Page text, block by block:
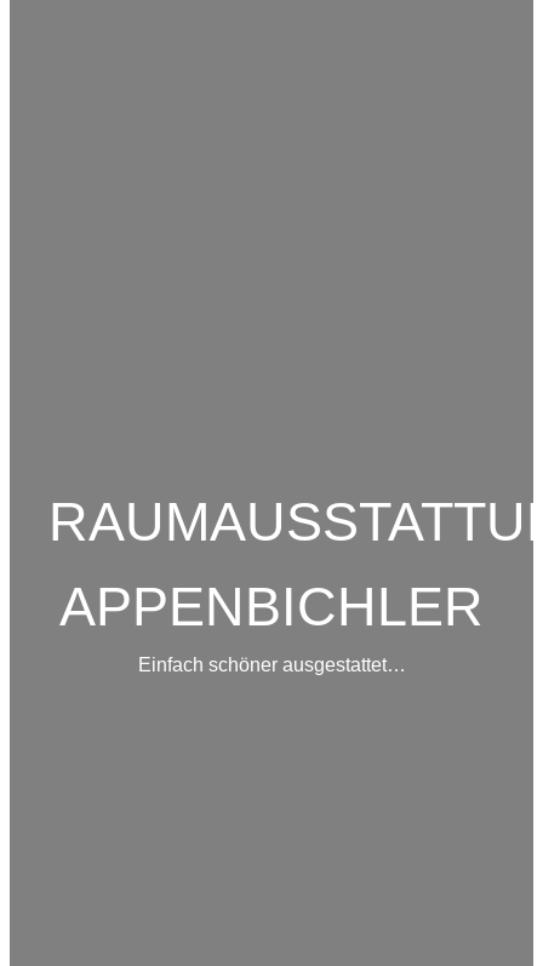
APPENBICHLER
Einfach schöner ausgestattet…